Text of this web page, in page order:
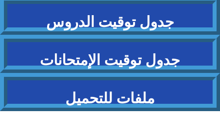
جدول توقيت الدروس
جدول توقيت الإمتحانات
ملفات للتحميل